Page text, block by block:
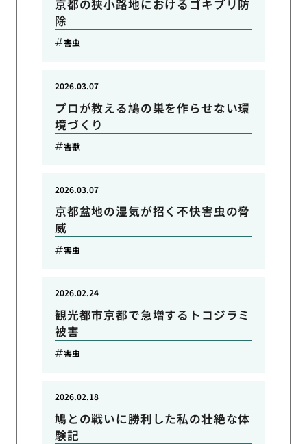
京都の狭小路地におけるゴキブリ防
除
害虫
プロが教える鳩の巣を作らせない環
境づくり
2026.03.07
害獣
京都盆地の湿気が招く不快害虫の脅
威
2026.03.07
害虫
観光都市京都で急増するトコジラミ
被害
2026.02.24
害虫
鳩との戦いに勝利した私の壮絶な体
験記
2026.02.18